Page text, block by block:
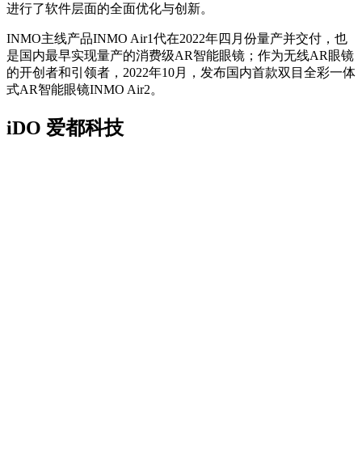
进行了软件层面的全面优化与创新。
INMO主线产品INMO Air1代在2022年四月份量产并交付，也
是国内最早实现量产的消费级AR智能眼镜；作为无线AR眼镜
的开创者和引领者，2022年10月，发布国内首款双目全彩一体
式AR智能眼镜INMO Air2。
iDO 爱都科技